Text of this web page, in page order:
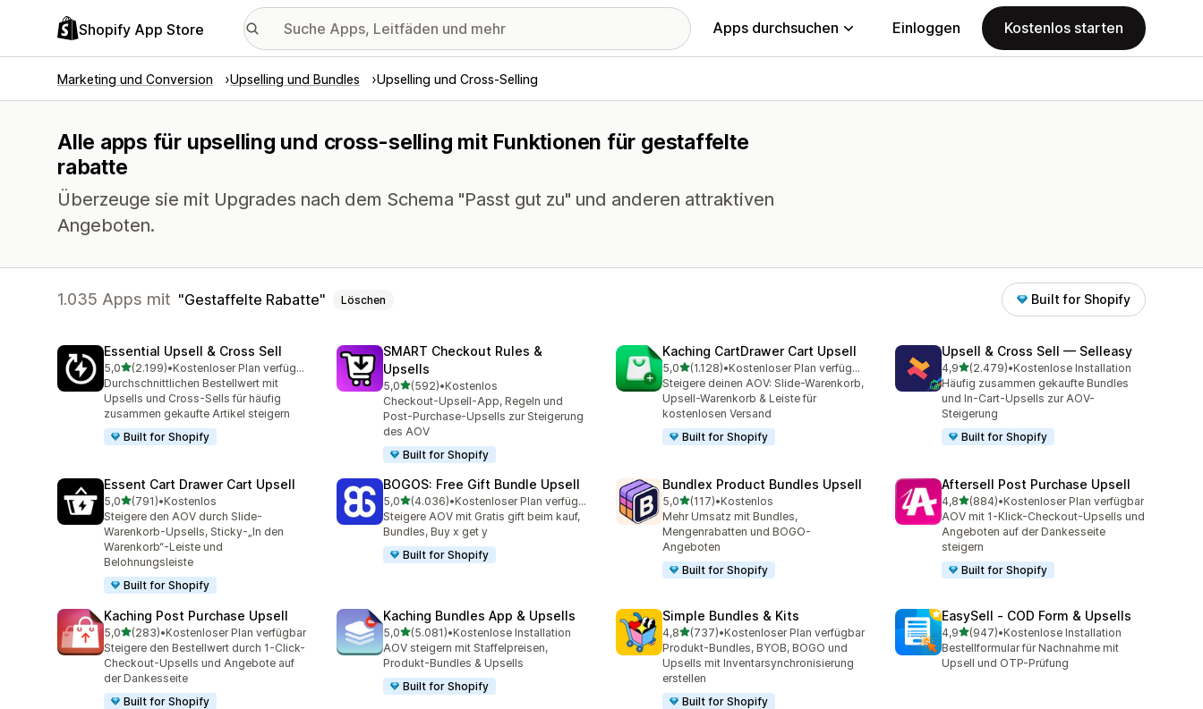
Shopify App Store Apps durchsuchen Einloggen Kostenlos starten
Marketing und Conversion Upselling und Bundles Upselling und Cross-Selling
Alle apps für upselling und cross-selling mit Funktionen für gestaffelte
rabatte
Überzeuge sie mit Upgrades nach dem Schema "Passt gut zu" und anderen attraktiven
Angeboten.
1.035 Apps mit Gestaffelte Rabatte Löschen Built for Shopify
Essential Upsell & Cross Sell
5,0von 5 Sternen
(2.199)
2199 Rezensionen insgesamt
•
Kostenloser Plan verfügbar
Durchschnittlichen Bestellwert mit
Upsells und Cross-Sells für häufig
zusammen gekaufte Artikel steigern
Built for Shopify
SMART Checkout Rules &
Upsells
5,0von 5 Sternen
(592)
592 Rezensionen insgesamt
•Kostenlos
Checkout-Upsell-App, Regeln und
Post-Purchase-Upsells zur Steigerung
des AOV
Built for Shopify
Kaching CartDrawer Cart Upsell
5,0von 5 Sternen
(1.128)
1128 Rezensionen insgesamt
•
Kostenloser Plan verfügbar
Steigere deinen AOV: Slide-Warenkorb,
Upsell-Warenkorb & Leiste für
kostenlosen Versand
Built for Shopify
Upsell & Cross Sell — Selleasy
4,9von 5 Sternen
(2.479)
2479 Rezensionen insgesamt
•Kostenlose Installation
Häufig zusammen gekaufte Bundles
und In-Cart-Upsells zur AOV-
Steigerung
Built for Shopify
Essent Cart Drawer Cart Upsell
5,0von 5 Sternen
(791)
791 Rezensionen insgesamt
•Kostenlos
Steigere den AOV durch Slide-
Warenkorb-Upsells, Sticky-„In den
Warenkorb“-Leiste und
Belohnungsleiste
Built for Shopify
BOGOS: Free Gift Bundle Upsell
5,0von 5 Sternen
(4.036)
4036 Rezensionen insgesamt
•
Kostenloser Plan verfügbar
Steigere AOV mit Gratis gift beim kauf,
Bundles, Buy x get y
Built for Shopify
Bundlex Product Bundles Upsell
5,0von 5 Sternen
(117)
117 Rezensionen insgesamt
•Kostenlos
Mehr Umsatz mit Bundles,
Mengenrabatten und BOGO-
Angeboten
Built for Shopify
Aftersell Post Purchase Upsell
4,8von 5 Sternen
(884)
884 Rezensionen insgesamt
•Kostenloser Plan verfügbar
AOV mit 1-Klick-Checkout-Upsells und
Angeboten auf der Dankesseite
steigern
Built for Shopify
Kaching Post Purchase Upsell
5,0von 5 Sternen
(283)
283 Rezensionen insgesamt
•Kostenloser Plan verfügbar
Steigere den Bestellwert durch 1-Click-
Checkout-Upsells und Angebote auf
der Dankesseite
Built for Shopify
Kaching Bundles App & Upsells
5,0von 5 Sternen
(5.081)
5081 Rezensionen insgesamt
•Kostenlose Installation
AOV steigern mit Staffelpreisen,
Produkt-Bundles & Upsells
Built for Shopify
Simple Bundles & Kits
4,8von 5 Sternen
(737)
737 Rezensionen insgesamt
•Kostenloser Plan verfügbar
Produkt-Bundles, BYOB, BOGO und
Upsells mit Inventarsynchronisierung
erstellen
Built for Shopify
EasySell ‑ COD Form & Upsells
4,9von 5 Sternen
(947)
947 Rezensionen insgesamt
•Kostenlose Installation
Bestellformular für Nachnahme mit
Upsell und OTP-Prüfung